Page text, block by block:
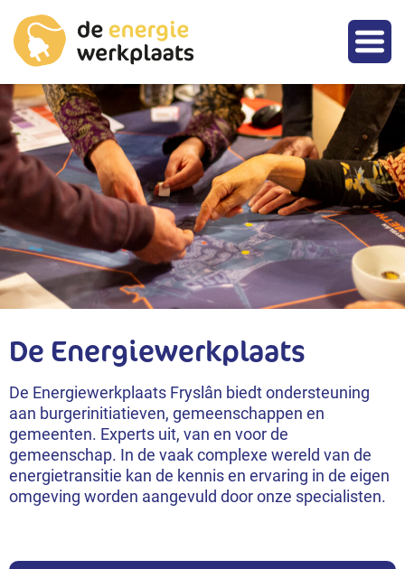
De Energiewerkplaats
De Energiewerkplaats Fryslân biedt ondersteuning
aan burgerinitiatieven, gemeenschappen en
gemeenten. Experts uit, van en voor de
gemeenschap. In de vaak complexe wereld van de
energietransitie kan de kennis en ervaring in de eigen
omgeving worden aangevuld door onze specialisten.